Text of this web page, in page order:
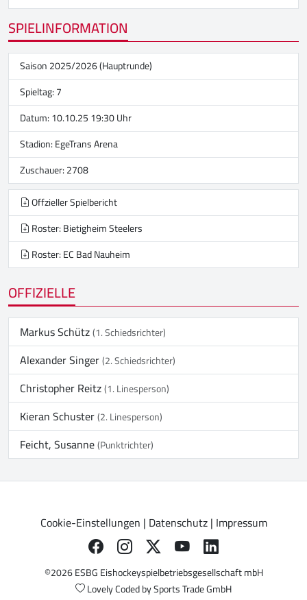
SPIELINFORMATION
Saison 2025/2026 (Hauptrunde)
Spieltag: 7
Datum: 10.10.25 19:30 Uhr
Stadion:EgeTrans Arena
Zuschauer: 2708
Offzieller Spielbericht
Roster: Bietigheim Steelers
Roster: EC Bad Nauheim
OFFIZIELLE
Markus Schütz(1. Schiedsrichter)
Alexander Singer(2. Schiedsrichter)
Christopher Reitz(1. Linesperson)
Kieran Schuster(2. Linesperson)
Feicht, Susanne(Punktrichter)
Cookie-Einstellungen | Datenschutz| Impressum
©2026 ESBG Eishockeyspielbetriebsgesellschaft mbH
Lovely Coded bySports Trade GmbH